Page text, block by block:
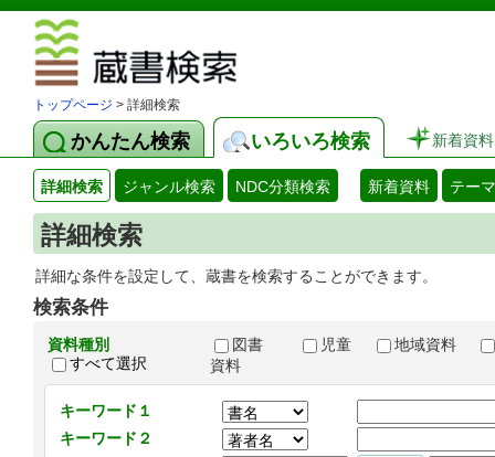
トップページ > 詳細検索
かんたん検索 いろいろ検索 新着資料
詳細検索 ジャンル検索 NDC分類検索 新着資料 テー
詳細検索
詳細な条件を設定して、蔵書を検索することができます。
検索条件
資料種別
すべて選択
図書 児童
地域資料
資料
キーワード１
キーワード２